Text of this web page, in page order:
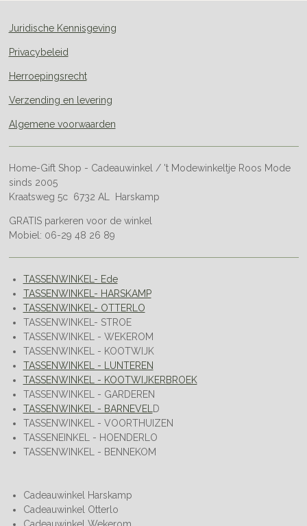
Juridische Kennisgeving
Privacybeleid
Herroepingsrecht
Verzending en levering
Algemene voorwaarden
Home-Gift Shop - Cadeauwinkel / 't Modewinkeltje Roos Mode
sinds 2005
Kraatsweg 5c 6732 AL Harskamp
GRATIS parkeren voor de winkel
Mobiel: 06-29 48 26 89
TASSENWINKEL- Ede
TASSENWINKEL- HARSKAMP
TASSENWINKEL- OTTERLO
TASSENWINKEL- STROE
TASSENWINKEL - WEKEROM
TASSENWINKEL - KOOTWIJK
TASSENWINKEL - LUNTEREN
TASSENWINKEL - KOOTWIJKERBROEK
TASSENWINKEL - GARDEREN
TASSENWINKEL - BARNEVEL
D
TASSENWINKEL - VOORTHUIZEN
TASSENEINKEL - HOENDERLO
TASSENWINKEL - BENNEKOM
Cadeauwinkel Harskamp
Cadeauwinkel Otterlo